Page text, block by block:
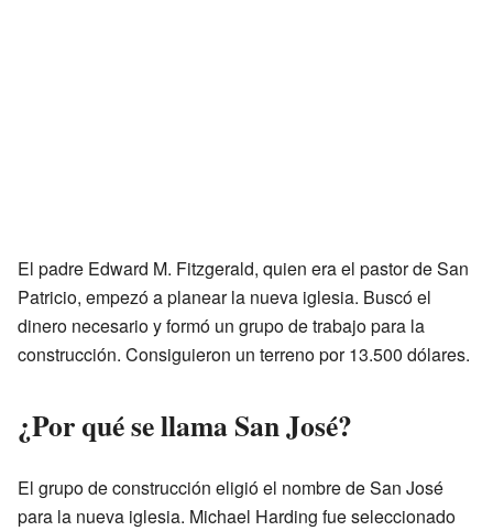
El padre Edward M. Fitzgerald, quien era el pastor de San
Patricio, empezó a planear la nueva iglesia. Buscó el
dinero necesario y formó un grupo de trabajo para la
construcción. Consiguieron un terreno por 13.500 dólares.
¿Por qué se llama San José?
El grupo de construcción eligió el nombre de San José
para la nueva iglesia. Michael Harding fue seleccionado